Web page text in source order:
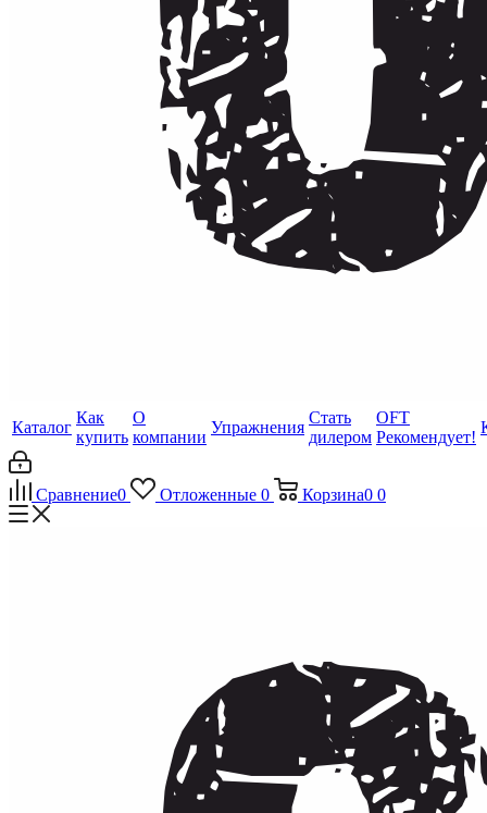
Каталог
Как
купить
О
компании
Упражнения
Стать
дилером
OFT
Рекомендует!
Сравнение0 Отложенные 0 Корзина0 0